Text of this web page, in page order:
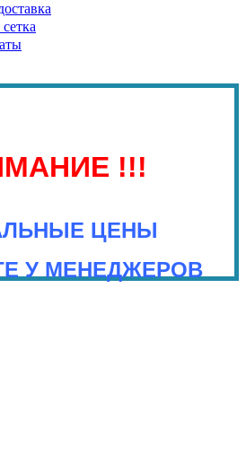
!!!
ЦЕНЫ
У МЕНЕДЖЕРОВ